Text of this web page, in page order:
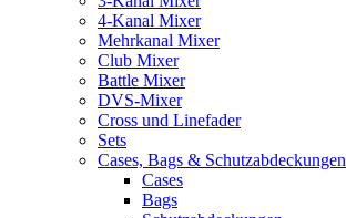
4-Kanal Mixer
Mehrkanal Mixer
Club Mixer
Battle Mixer
DVS-Mixer
Cross und Linefader
Sets
Cases, Bags & Schutzabdeckungen
Cases
Bags